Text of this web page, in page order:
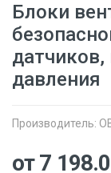
Блоки
датчиков,
давления
Производитель:
от 7